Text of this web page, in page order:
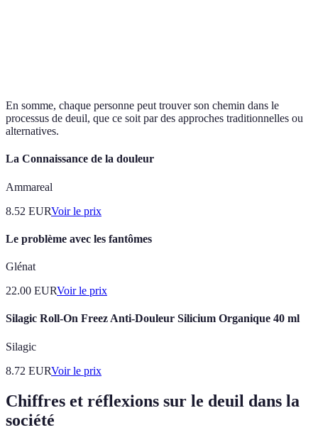
En somme, chaque personne peut trouver son chemin dans le
processus de deuil, que ce soit par des approches traditionnelles ou
alternatives.
La Connaissance de la douleur
Ammareal
8.52 EURVoir le prix
Le problème avec les fantômes
Glénat
22.00 EURVoir le prix
Silagic Roll-On Freez Anti-Douleur Silicium Organique 40 ml
Silagic
8.72 EURVoir le prix
Chiffres et réflexions sur le deuil dans la
société